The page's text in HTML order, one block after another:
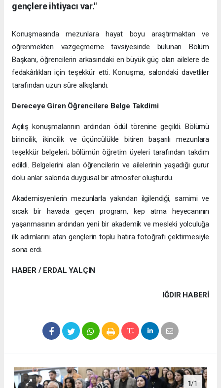
gençlere ihtiyacı var."
Konuşmasında mezunlara hayat boyu araştırmaktan ve
öğrenmekten vazgeçmeme tavsiyesinde bulunan Bölüm
Başkanı, öğrencilerin arkasındaki en büyük güç olan ailelere de
fedakârlıkları için teşekkür etti. Konuşma, salondaki davetliler
tarafından uzun süre alkışlandı.
Dereceye Giren Öğrencilere Belge Takdimi
Açılış konuşmalarının ardından ödül törenine geçildi. Bölümü
birincilik, ikincilik ve üçüncülükle bitiren başarılı mezunlara
teşekkür belgeleri; bölümün öğretim üyeleri tarafından takdim
edildi. Belgelerini alan öğrencilerin ve ailelerinin yaşadığı gurur
dolu anlar salonda duygusal bir atmosfer oluşturdu.
Akademisyenlerin mezunlarla yakından ilgilendiği, samimi ve
sıcak bir havada geçen program, kep atma heyecanının
yaşanmasının ardından yeni bir akademik ve mesleki yolculuğa
ilk adımlarını atan gençlerin toplu hatıra fotoğrafı çektirmesiyle
sona erdi.
HABER / ERDAL YALÇIN
IĞDIR HABERİ
1/1